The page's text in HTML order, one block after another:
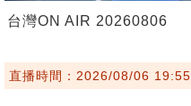
台灣ON AIR 20260806
直播時間：2026/08/06 19:55